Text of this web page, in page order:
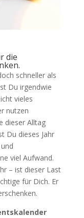
die
schneller als
Du irgendwie
vieles
nutzen
dieser Alltag
Du dieses Jahr
viel Aufwand.
– ist dieser Last
für Dich. Er